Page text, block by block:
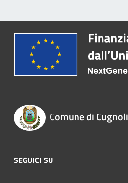
Comune di Cugnoli
SEGUICI SU